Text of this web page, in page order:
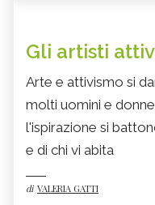
Gli artisti
Arte e attivismo si
molti uomini e
l'ispirazione si
e di chi vi abita
di VALERIA GATTI